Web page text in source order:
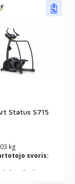
Status S715
kg
svoris:
lygių